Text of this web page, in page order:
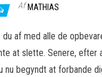
Af MATHIAS
af med alle de
at slette. Senere,
begyndt at forbande